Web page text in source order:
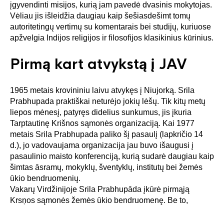
įgyvendinti misijos, kurią jam pavedė dvasinis mokytojas.
Vėliau jis išleidžia daugiau kaip šešiasdešimt tomų
autoritetingų vertimų su komentarais bei studijų, kuriuose
apžvelgia Indijos religijos ir filosofijos klasikinius kūrinius.
Pirmą kart atvykstą į JAV
1965 metais krovininiu laivu atvykęs į Niujorką. Srila
Prabhupada praktiškai neturėjo jokių lėšų. Tik kitų metų
liepos mėnesį, patyręs didelius sunkumus, jis įkuria
Tarptautinę Krišnos sąmonės organizaciją. Kai 1977
metais Srila Prabhupada paliko šį pasaulį (lapkričio 14
d.), jo vadovaujama organizacija jau buvo išaugusi į
pasaulinio maisto konferenciją, kurią sudarė daugiau kaip
šimtas āsramų, mokyklų, šventyklų, institutų bei žemės
ūkio bendruomenių.
Vakarų Virdžinijoje Srila Prabhupāda įkūrė pirmąją
Krsņos sąmonės žemės ūkio bendruomenę. Be to,